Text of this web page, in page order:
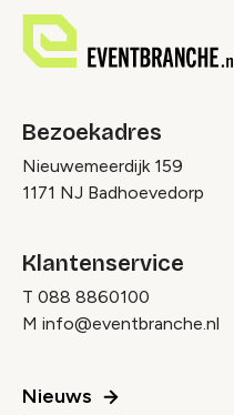
Bezoekadres
Nieuwemeerdijk 159
1171 NJ Badhoevedorp
Klantenservice
T 088 8860100
M info@eventbranche.nl
Nieuws